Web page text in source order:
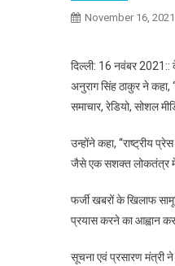
November 16, 2021
दिल्ली: 16 नवंबर 2021::
अनुराग सिंह ठाकुर ने कहा,
समाचार, रेडियो, सोशल
उन्होंने कहा, ‘‘राष्ट्रीय
जैसे एक सशक्‍त लोकतंत्र में
फर्जी खबरों के खिलाफ
प्रयास करने का आह्वान
सूचना एवं प्रसारण मंत्री